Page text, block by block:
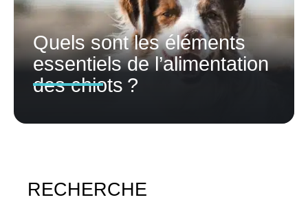
Quels sont les éléments
essentiels de l’alimentation
des chiots ?
RECHERCHE